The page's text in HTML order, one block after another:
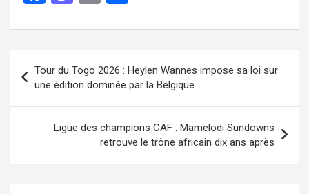
ce
o
o
k
st
o
d
o
n
ail ta
g
er
Tour du Togo 2026 : Heylen Wannes impose sa loi sur
une édition dominée par la Belgique
Ligue des champions CAF : Mamelodi Sundowns
retrouve le trône africain dix ans après